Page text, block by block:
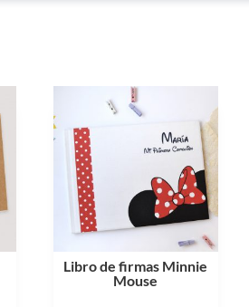
Libro de firmas Minnie
Mouse